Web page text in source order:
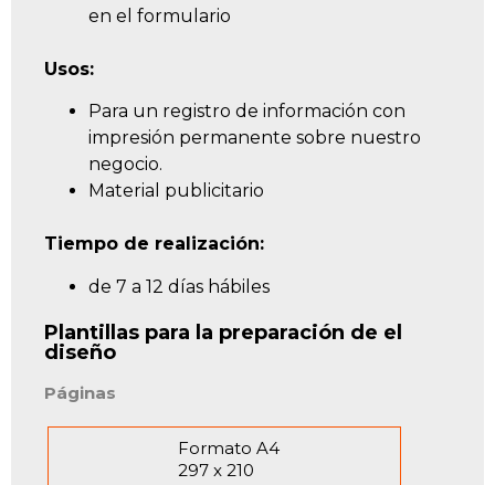
en el formulario
Usos:
Para un registro de información con
impresión permanente sobre nuestro
negocio.
Material publicitario
Tiempo de realización:
de 7 a 12 días hábiles
Plantillas para la preparación de el
diseño
Páginas
Formato A4
297 x 210